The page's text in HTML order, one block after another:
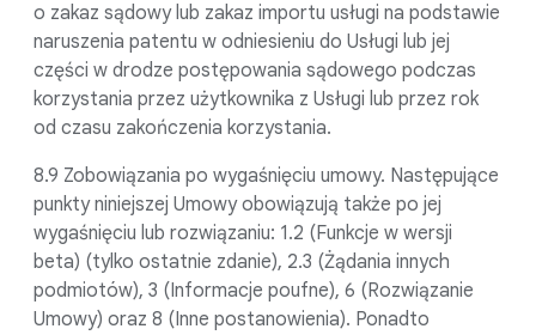
o zakaz sądowy lub zakaz importu usługi na podstawie
naruszenia patentu w odniesieniu do Usługi lub jej
części w drodze postępowania sądowego podczas
korzystania przez użytkownika z Usługi lub przez rok
od czasu zakończenia korzystania.
8.9 Zobowiązania po wygaśnięciu umowy. Następujące
punkty niniejszej Umowy obowiązują także po jej
wygaśnięciu lub rozwiązaniu: 1.2 (Funkcje w wersji
beta) (tylko ostatnie zdanie), 2.3 (Żądania innych
podmiotów), 3 (Informacje poufne), 6 (Rozwiązanie
Umowy) oraz 8 (Inne postanowienia). Ponadto